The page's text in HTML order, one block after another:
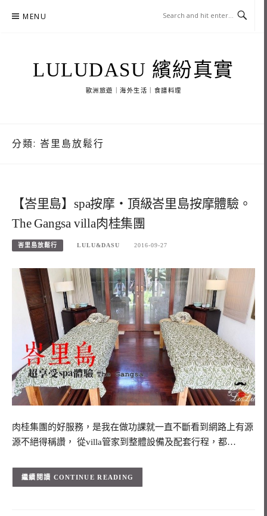
MENU
LULUDASU 繽紛真實
歐洲旅遊｜海外生活｜食譜料理
分類: 峇里島放鬆行
【峇里島】spa按摩‧頂級峇里島按摩體驗。
The Gangsa villa肉桂集團
峇里島放鬆行 LULU&DASU 2016-09-27
肉桂集團的好服務，是我在做功課就一直不斷看到網路上有源
源不絕得稱讚， 從villa管家到整體設備及配套行程，都…
CONTINUE READING